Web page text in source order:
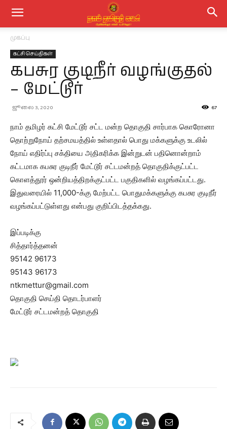
முகப்பு
கட்சி செய்திகள்
கபசுர குடிநீர் வழங்குதல்
– மேட்டூர்
ஜூலை 3, 2020 67
நாம் தமிழர் கட்சி மேட்டூர் சட்ட மன்ற தொகுதி சார்பாக கொரோனா
தொற்றுநோய் தற்சமயத்தில் உள்ளதால் பொது மக்களுக்கு உடலில்
நோய் எதிர்ப்பு சக்தியை அதிகரிக்க இன்றுடன் பதினொன்றாம்
கட்டமாக கபசுர குடிநீர் மேட்டூர் சட்டமன்றத் தொகுதிக்குட்பட்ட
கொளத்தூர் ஒன்றியத்திறக்குட்பட்ட பகுதிகளில் வழங்கப்பட்டது.
இதுவரையில் 11,000-க்கு மேற்பட்ட பொதுமக்களுக்கு கபசுர குடிநீர்
வழங்கப்பட்டுள்ளது என்பது குறிப்பிடத்தக்கது.
இப்படிக்கு
சித்தார்த்தனன்
95142 96173
95143 96173
ntkmettur@gmail.com
தொகுதி செய்தி தொடர்பாளர்
மேட்டூர் சட்டமன்றத் தொகுதி